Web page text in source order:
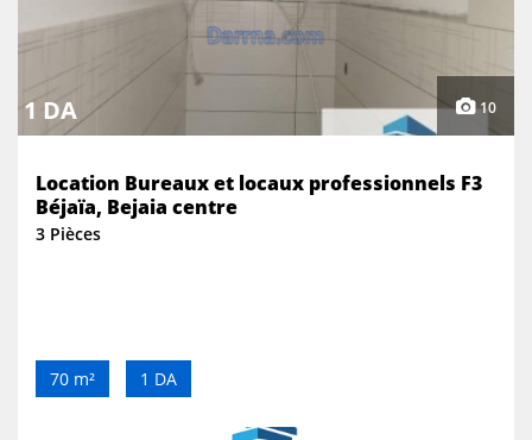
1 DA 10
Location Bureaux et locaux professionnels F3
Béjaïa, Bejaia centre
3 Pièces
70 m² 1 DA